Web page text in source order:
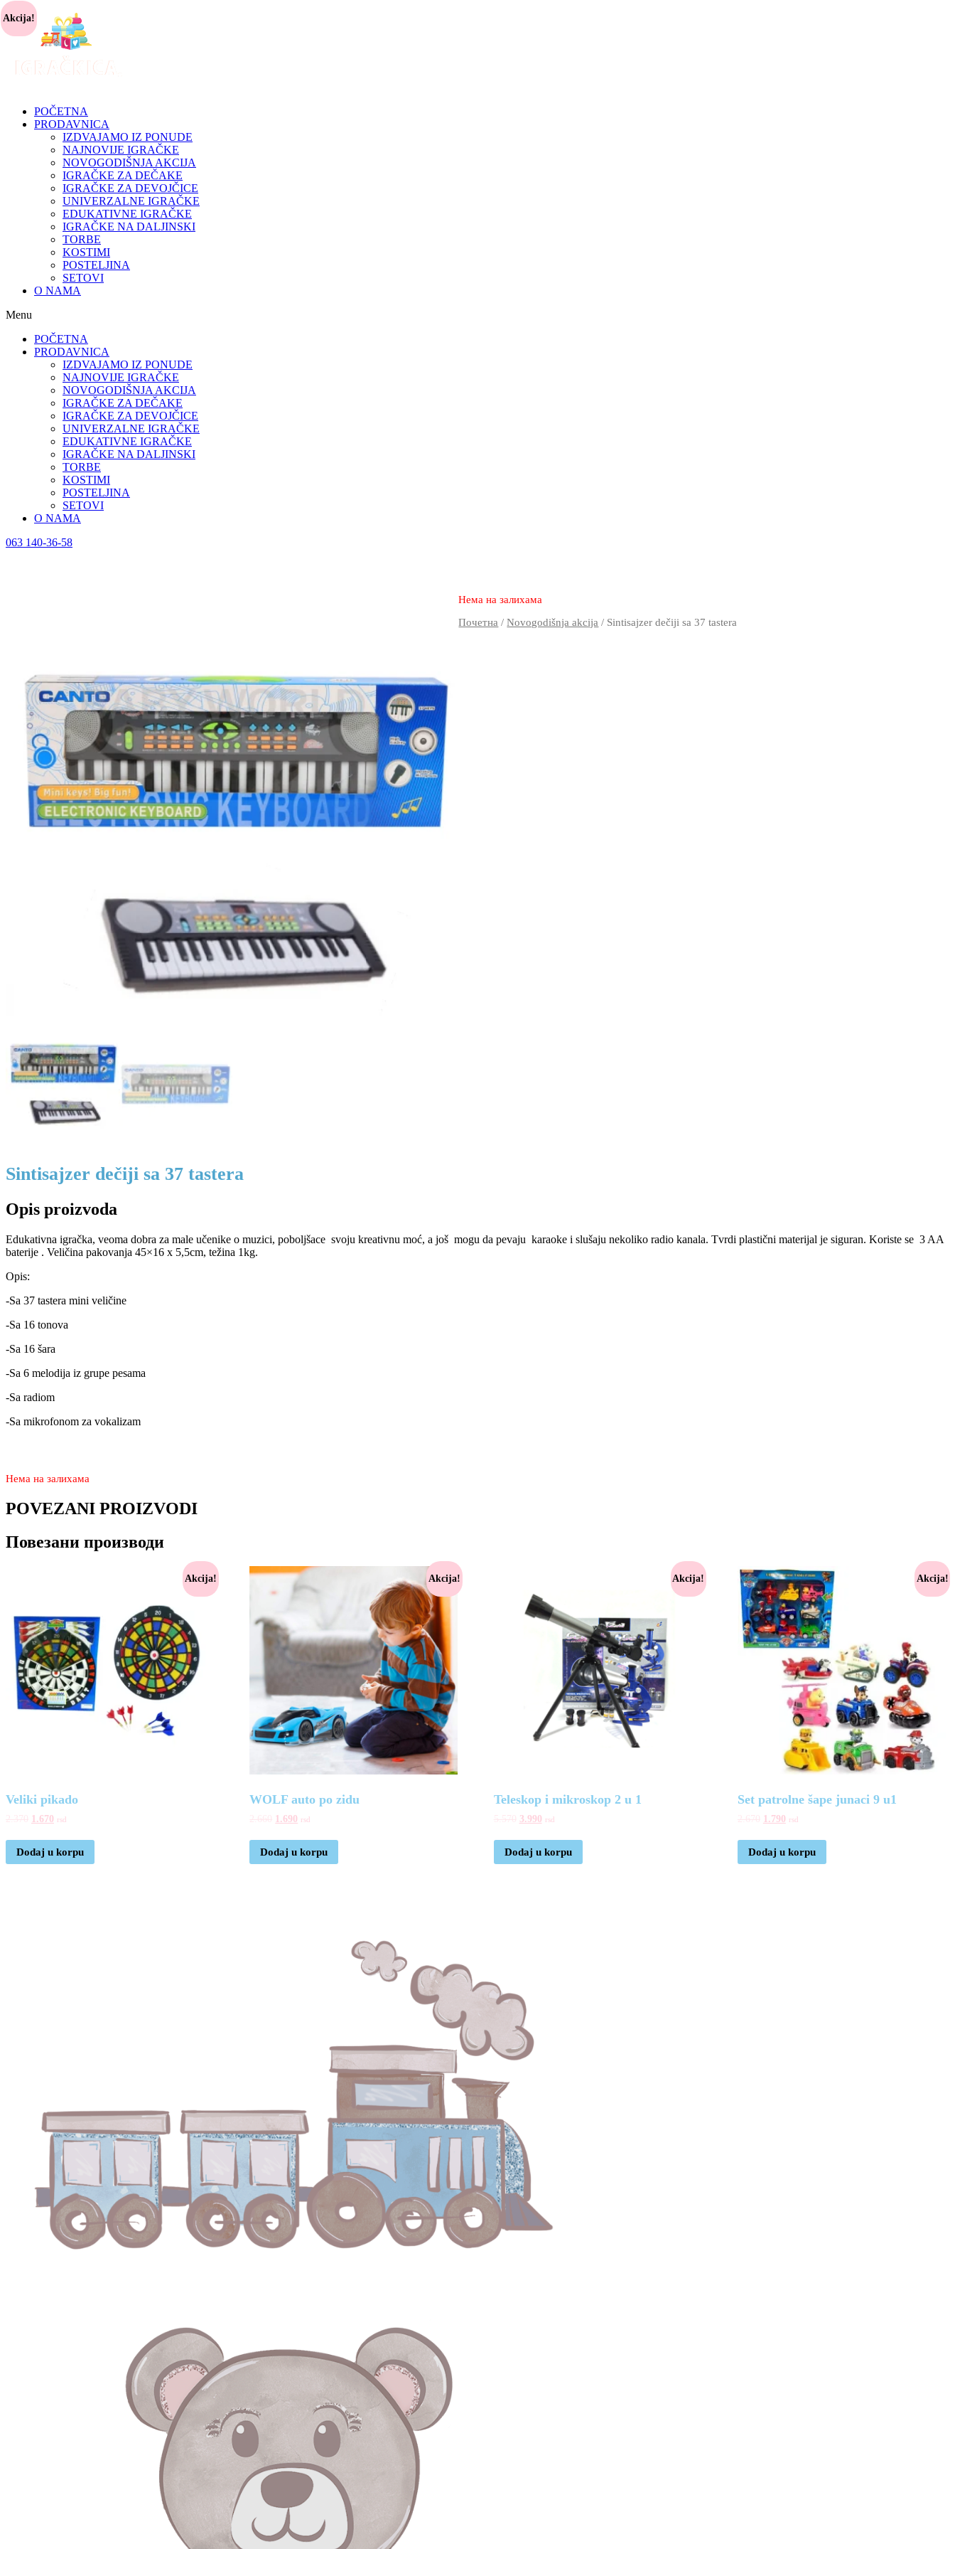
POČETNA
PRODAVNICA
IZDVAJAMO IZ PONUDE
NAJNOVIJE IGRAČKE
NOVOGODIŠNJA AKCIJA
IGRAČKE ZA DEČAKE
IGRAČKE ZA DEVOJČICE
UNIVERZALNE IGRAČKE
EDUKATIVNE IGRAČKE
IGRAČKE NA DALJINSKI
TORBE
KOSTIMI
POSTELJINA
SETOVI
O NAMA
Menu
POČETNA
PRODAVNICA
IZDVAJAMO IZ PONUDE
NAJNOVIJE IGRAČKE
NOVOGODIŠNJA AKCIJA
IGRAČKE ZA DEČAKE
IGRAČKE ZA DEVOJČICE
UNIVERZALNE IGRAČKE
EDUKATIVNE IGRAČKE
IGRAČKE NA DALJINSKI
TORBE
KOSTIMI
POSTELJINA
SETOVI
O NAMA
063 140-36-58
Akcija!
Нема на залихама
Почетна /Novogodišnja akcija / Sintisajzer dečiji sa 37 tastera
Sintisajzer dečiji sa 37 tastera
Opis proizvoda
Edukativna igračka, veoma dobra za male učenike o muzici, poboljšace svoju kreativnu moć, a još mogu da pevaju karaoke i slušaju nekoliko radio kanala. Tvrdi plastični materijal je siguran. Koriste se 3 AA
baterije . Veličina pakovanja 45×16 x 5,5cm, težina 1kg.
Opis:
-Sa 37 tastera mini veličine
-Sa 16 tonova
-Sa 16 šara
-Sa 6 melodija iz grupe pesama
-Sa radiom
-Sa mikrofonom za vokalizam
Нема на залихама
POVEZANI PROIZVODI
Повезани производи
Akcija!
Veliki pikado
1.670 rsd
Dodaj u korpu
Akcija!
WOLF auto po zidu
1.690 rsd
Dodaj u korpu
Akcija!
Teleskop i mikroskop 2 u 1
3.990 rsd
Dodaj u korpu
Akcija!
Set patrolne šape junaci 9 u1
1.790 rsd
Dodaj u korpu